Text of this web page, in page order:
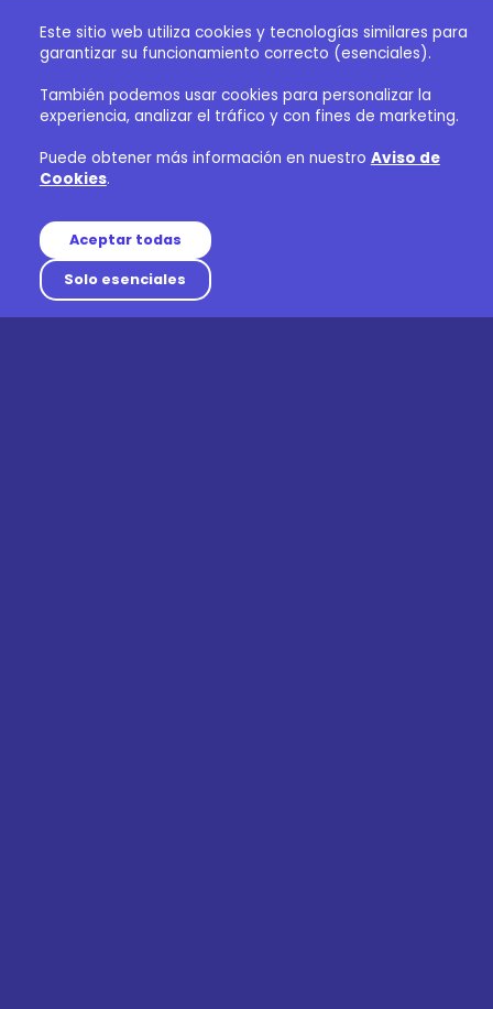
Este sitio web utiliza cookies y tecnologías similares para
garantizar su funcionamiento correcto (esenciales).
También podemos usar cookies para personalizar la
experiencia, analizar el tráfico y con fines de marketing.
Puede obtener más información en nuestro Aviso de
Cookies.
Aceptar todas
Solo esenciales